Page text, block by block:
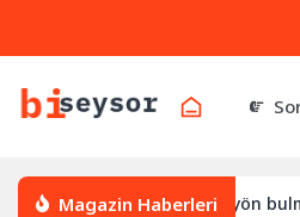
Magazin Haberleri
yön bulur, leylek yön bulması,